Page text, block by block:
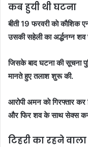
कब हुयी थी घटना
बीती 19 फरवरी काे काैशिक
उसकी सहेली का अर्द्धनग्न
जिसके बाद घटना की सूचना
मानते हुए तलाश शुरू की.
आरोपी अमन काे गिरफ्तार कर
और फिर शव के साथ सेक्स
टिहरी का रहने